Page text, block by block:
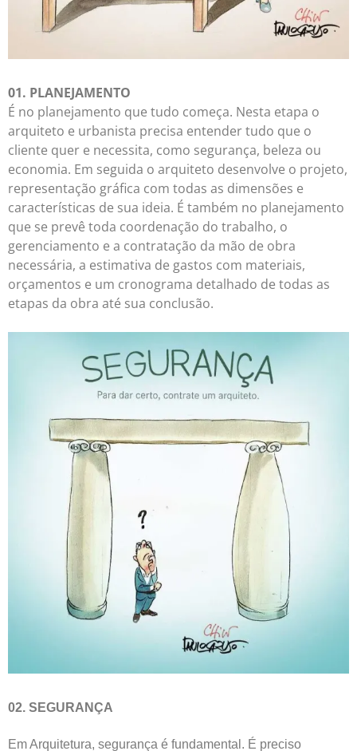
01. PLANEJAMENTO
É no planejamento que tudo começa. Nesta etapa o
arquiteto e urbanista precisa entender tudo que o
cliente quer e necessita, como segurança, beleza ou
economia. Em seguida o arquiteto desenvolve o projeto,
representação gráfica com todas as dimensões e
características de sua ideia. É também no planejamento
que se prevê toda coordenação do trabalho, o
gerenciamento e a contratação da mão de obra
necessária, a estimativa de gastos com materiais,
orçamentos e um cronograma detalhado de todas as
etapas da obra até sua conclusão.
02. SEGURANÇA
Em Arquitetura, segurança é fundamental. É preciso